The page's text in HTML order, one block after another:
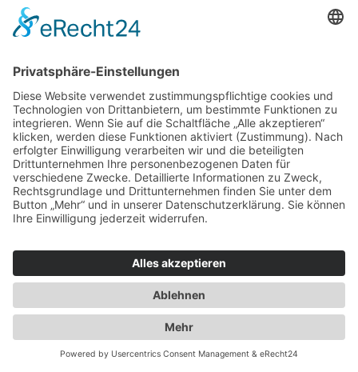
Organza
Satin
Fellimitat
Weihnachtsstoffe
Schnittmuster
VOGUE patterns Schnittmuster
Tops
Kleider
Röcke & Hosen
Homewear
Jacken & Mäntel
VOGUE Vintage
Herren
Accessoires
Einzelschnittmuster Burda
Tops
Röcke & Hosen
Jacken & Mäntel
Curvy